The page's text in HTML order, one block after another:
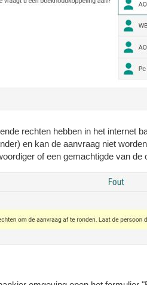
rechten hebben in het internet
en kan de aanvraag niet
of een gemachtigde van de